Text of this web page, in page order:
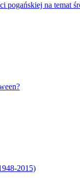
pogańskiej na temat
2015)